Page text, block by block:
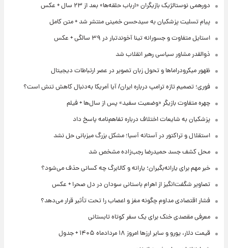
دورهمی نوستالژیک بازیگران «ارباب حلقه‌ها» بعد از ۲۳ سال + عکس
پیام تسلیت پزشکیان به سیدحسن خمینی منتشر شد + متن کامل
استایل متفاوت و جسورانه تینا آخوندتبار در ۳۹ سالگی + عکس
ذوالقدر مشاور سیاسی رهبر انقلاب شد
ظهور میکرودراماها و تحول زبان تصویر در عصر ارتباطات دیجیتال
فوری؛ تصمیم تازه ترامپ درباره ایران/ آیا آمریکا به‌دنبال کاهش تنش است؟
چهره متفاوت بازیگر «وضعیت سفید» پس از سال‌ها + فیلم
پزشکیان به شایعات اختلاف درباره تفاهم‌نامه پاسخ داد
استقلال و تراکتور در آستانه آسیا؛ مشکل بزرگ میزبانی حل نشد
محل کشف جسد حمیدرضا رجب‌زاده مشخص شد
خبر مهم برای یارانه‌بگیران؛ یارانه و کالابرگ چه کسانی حذف می‌شود؟
تصاویر شگفت‌انگیز از اهرام باستانی سودان در دل صحرا + عکس
فشار اقتصادی مداوم چگونه مغز و اعصاب را تحت تأثیر قرار می‌دهد؟
معرفی مقصدی خنک برای یک سفر کوتاه تابستانی
قیمت دلار، یورو و سایر ارزها امروز ۱۸ مردادماه ۱۴۰۵ + جدول